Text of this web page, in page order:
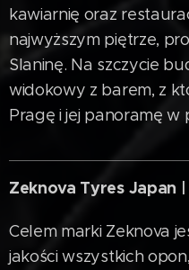
kawiarnię oraz
najwyższym piętrze,
Slaninę. Na szczycie
widokowy z barem, z
Pragę i jej panoramę w
Zeknova Tyres Japan
Celem marki Zeknova
jakości wszystkich